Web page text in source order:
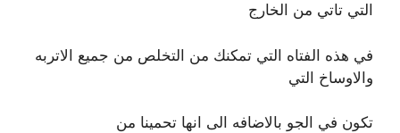
التي تاتي من الخارج
في هذه الفتاه التي تمكنك من التخلص من جميع الاتربه
والاوساخ التي
تكون في الجو بالاضافه الى انها تحمينا من